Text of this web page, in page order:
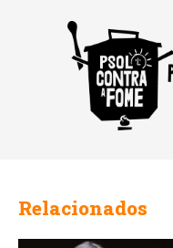
Relacionados